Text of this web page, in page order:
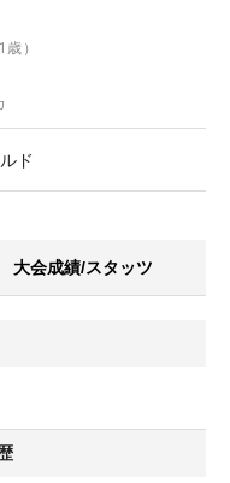
歳）
ド
大会成績/スタッツ